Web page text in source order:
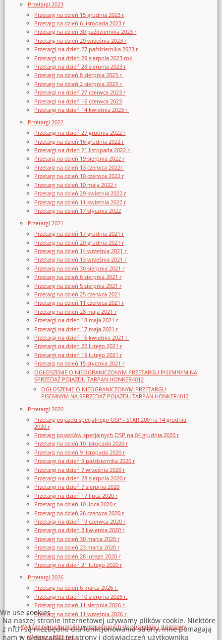
Przetargi 2023
Przetarg na dzień 15 grudnia 2023 r
Przetarg na dzień 6 listopada 2023 r
Przetarg na dzień 30 października 2023 r
Przetarg na dzień 29 września 2023 r
Przetargi na dzień 27 października 2023 r
Przetargi na dzień 29 sierpnia 2023 rok
Przetargi na dzień 28 sierpnia 2023 r
Przetarg na dzień 8 sierpnia 2023 r.
Przetarg na dzień 2 sierpnia 2023 r.
Przetargi na dzień 27 czerwca 2023 r
Przetargi na dzień 16 czerwca 2023
Przetargi na dzień 14 kwietnia 2023 r.
Przetargi 2022
Przetargi na dzień 27 grudnia 2022 r
Przetarg na dzień 16 grudnia 2022 r
Przetargi na dzień 21 listopada 2022 r.
Przetarg na dzień 19 sierpnia 2022 r
Przetarg na dzień 13 czerwca 2022r.
Przetarg na dzień 10 czerwca 2022 r
Przetarg na dzień 10 maja 2022 r
Przetarg na dzień 29 kwietnia 2022 r
Przetarg na dzień 11 kwietnia 2022 r
Przetarg na dzień 17 stycznia 2022
Przetargi 2021
Przetarg na dzień 17 grudnia 2021 r
Przetarg na dzień 20 grudnia 2021 r
Przetarg na dzień 14 września 2021 r.
Przetarg na dzień 13 września 2021 r
Przetarg na dzień 30 sierpnia 2021 r
Przetarg na dzień 6 sierpnia 2021 r
Przetarg na dzień 5 sierpnia 2021 r
Przetarg na dzień 25 czerwca 2021
Przetarg na dzień 11 czerwca 2021 r
Przetarg na dzień 28 maja 2021 r
Przetargi na dzień 18 maja 2021 r
Przetargi na dzień 17 maja 2021 r
Przetargi na dzień 16 kwietnia 2021 r.
Przetargi na dzień 22 lutego 2021 r
Przetargi na dzień 19 lutego 2021 r
Przetarg na dzień 15 stycznia 2021 r
OGŁOSZENIE O NIEOGRANICZONYM PRZETARGU PISEMNYM NA
SPRZEDAŻ POJAZDU TARPAN HONKER4012
OGŁOSZENIE O NIEOGRANICZONYM PRZETARGU
PISEMNYM NA SPRZEDAŻ POJAZDU TARPAN HONKER4012
Przetargi 2020
Przetarg pojazdu specjalnego OSP - STAR 200 na 14 grudnia
2020 r
Przetarg pojazdów specjalnych OSP na 04 grudnia 2020 r
Przetarg na dzień 10 listopada 2020 r
Przetarg na dzień 9 listopada 2020 r
Przetargi na dzień 9 października 2020 r
Przetargi na dzień 7 września 2020 r
Przetargi na dzień 28 sierpnia 2020 r
Przetargi na dzień 7 sierpnia 2020
Przetargi na dzień 17 lipca 2020 r
Przetarg na dzień 10 lipca 2020 r
Przetarg na dzień 26 czerwca 2020 r
Przetargi na dzień 19 czerwca 2020 r
Przetargi na dzień 3 kwietnia 2020 r
Przetarg na dzień 30 marca 2020 r
Przetarg na dzień 23 marca 2020 r
Przetarg na dzień 28 lutego 2020 r
Przetargi na dzień 21 lutego 2020 r
Przetargi 2026
Przetarg na dzień 6 marca 2026 r.
Przetargi na dzień 10 sierpnia 2026 r.
Przetarg na dzień 11 sierpnia 2026 r.
Przetarg na dzień 11 września 2026 r.
Wykazy nieruchomości przeznaczonych do sprzedaży i dzierżawy
Wykazy z 2026 roku
We use cookies
Na naszej stronie internetowej używamy plików cookie. Niektóre
z nich są niezbędne dla funkcjonowania strony, inne pomagają
nam w ulepszaniu tej strony i doświadczeń użytkownika